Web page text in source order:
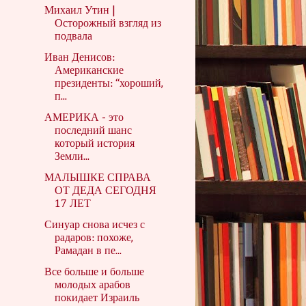
Михаил Утин |
Осторожный взгляд из
подвала
Иван Денисов:
Американские
президенты: “хороший,
п...
АМЕРИКА - это
последний шанс
который история
Земли...
МАЛЫШКЕ СПРАВА
ОТ ДЕДА СЕГОДНЯ
17 ЛЕТ
Синуар снова исчез с
радаров: похоже,
Рамадан в пе...
Все больше и больше
молодых арабов
покидает Израиль